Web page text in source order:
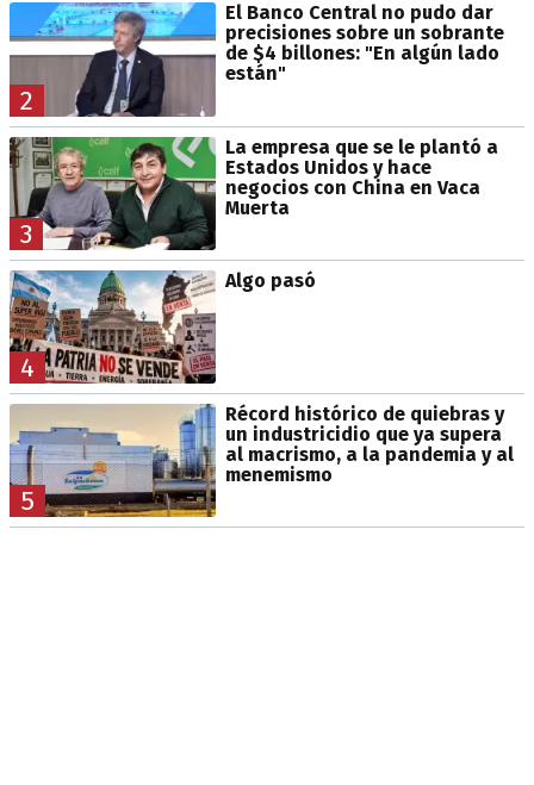
2
El Banco Central no pudo dar
precisiones sobre un sobrante
de $4 billones: "En algún lado
están"
3
La empresa que se le plantó a
Estados Unidos y hace
negocios con China en Vaca
Muerta
4
Algo pasó
5
Récord histórico de quiebras y
un industricidio que ya supera
al macrismo, a la pandemia y al
menemismo